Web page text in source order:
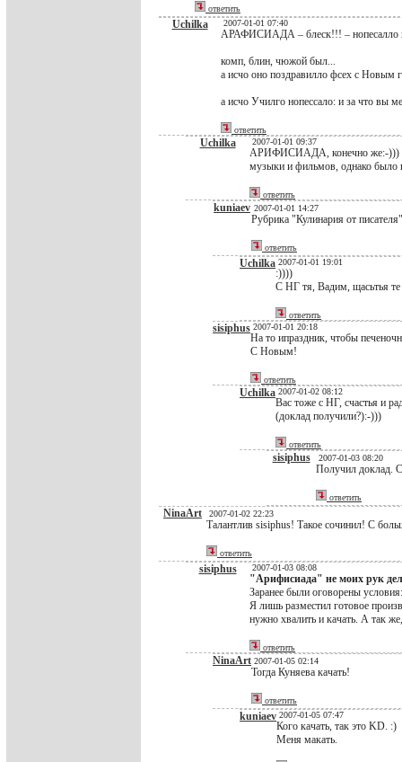
ответить
Uchilka 2007-01-01 07:40
АРАФИСИАДА – блеск!!! – нопесалло
комп, блин, чюжой был...
а исчо оно поздравилло фсех с Новым
а исчо Училго нопессало: и за что вы
ответить
Uchilka 2007-01-01 09:37
АРИФИСИАДА, конечно же:-)))
музыки и фильмов, однако было
ответить
kuniaev 2007-01-01 14:27
Рубрика "Кулинария от
ответить
Uchilka 2007-01-01 19:01
:))))
С НГ тя, Вадим, щасьтья те
ответить
sisiphus 2007-01-01 20:18
На то ипраздник, чтобы
С Новым!
ответить
Uchilka 2007-01-02 08:12
Вас тоже с НГ, счастья и
(доклад получили?):-)))
ответить
sisiphus 2007-01-03 08:20
Получил доклад.
ответить
NinaArt 2007-01-02 22:23
Талантлив sisiphus! Такое сочинил! С
ответить
sisiphus 2007-01-03 08:08
"Арифисиада" не моих рук
Заранее были оговорены
Я лишь разместил готовое
нужно хвалить и качать. А так
ответить
NinaArt 2007-01-05 02:14
Тогда Куняева качать!
ответить
kuniaev 2007-01-05 07:47
Кого качать, так это KD. :)
Меня макать.